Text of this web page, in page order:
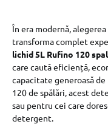
În era modernă,
transforma complet
lichid 5L Rufino 120
care caută eficiență,
capacitate generoasă
120 de spălări, acest
sau pentru cei care
detergent.